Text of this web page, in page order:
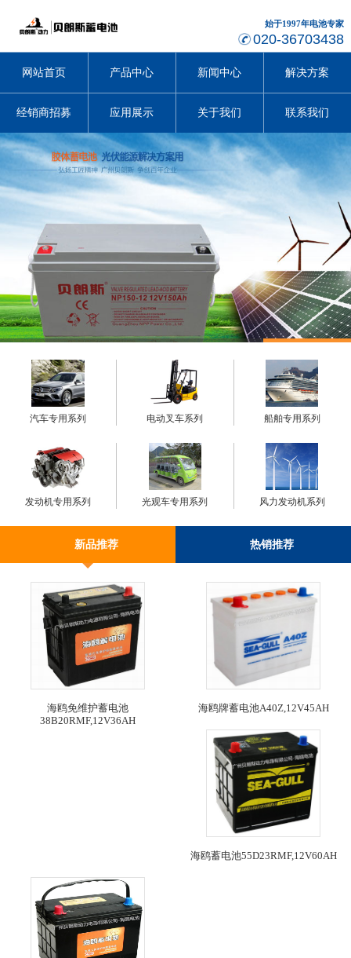
始于1997年电池专家
020-36703438
网站首页 产品中心 新闻中心 解决方案
经销商招募 应用展示 关于我们 联系我们
汽车专用系列 电动叉车系列 船舶专用系列
发动机专用系列 光观车专用系列 风力发动机系列
新品推荐 热销推荐
海鸥免维护蓄电池
38B20RMF,12V36AH
海鸥牌蓄电池A40Z,12V45AH
海鸥蓄电池55D23RMF,12V60AH